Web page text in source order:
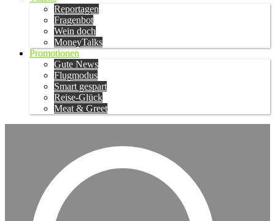
Reportagen
Fragenbot
Wein doch
MoneyTalks
Promotionen
Gute News
Flugmodus
Smart gespart
Reise-Glück
Meat & Greet